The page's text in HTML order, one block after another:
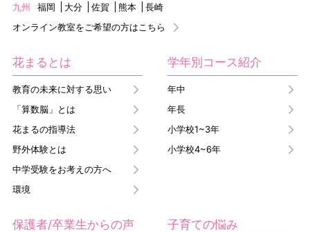
九州
福岡 大分 佐賀 熊本
長崎
オンライン教室をご希望の方はこちら
花まるとは
教育の未来に対する思い
「算数脳」とは
花まるの指導法
野外体験とは
中学受験をお考えの方へ
環境
学年別コース紹介
年中
年長
小学校1~3年
小学校4~6年
保護者/卒業生からの声 子育ての悩み